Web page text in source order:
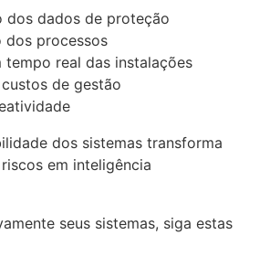
dos dados de proteção
dos processos
tempo real das instalações
de gestão
dos sistemas transforma
em inteligência
seus sistemas, siga estas